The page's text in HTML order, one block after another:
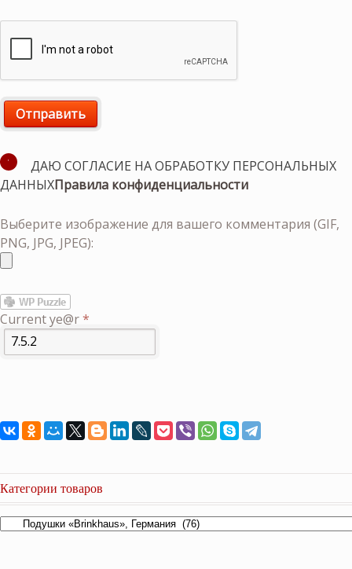
ДАЮ СОГЛАСИЕ НА ОБРАБОТКУ ПЕРСОНАЛЬНЫХ
ДАННЫХПравила конфиденциальности
Выберите изображение для вашего комментария (GIF,
PNG, JPG, JPEG):
Current ye@r*
Категории товаров